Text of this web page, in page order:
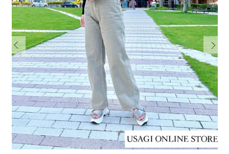
Previous Next
施設案内
アクセ
スタッ
電話で
公式SNS